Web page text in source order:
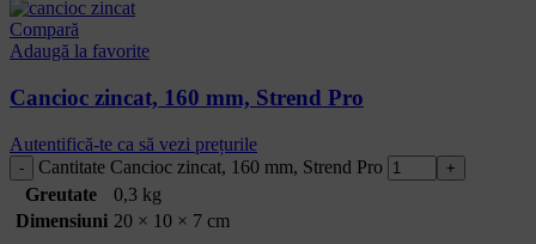
Compară
Adaugă la favorite
Cancioc zincat, 160 mm, Strend Pro
Autentifică-te ca să vezi prețurile
Cantitate Cancioc zincat, 160 mm, Strend Pro
Greutate
0,3 kg
Dimensiuni 20 × 10 × 7 cm